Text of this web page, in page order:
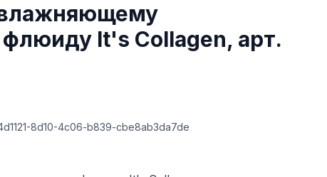
It's Collagen, арт.
8d10-4c06-b839-cbe8ab3da7de